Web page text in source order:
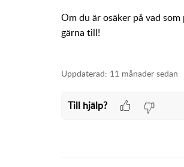
Om du är osäker på vad
gärna till!
Uppdaterad: 11 månader sedan
Till hjälp?